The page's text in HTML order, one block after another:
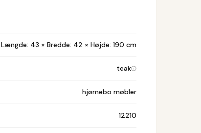
Længde: 43 × Bredde: 42 × Højde: 190 cm
teak
hjørnebo møbler
12210